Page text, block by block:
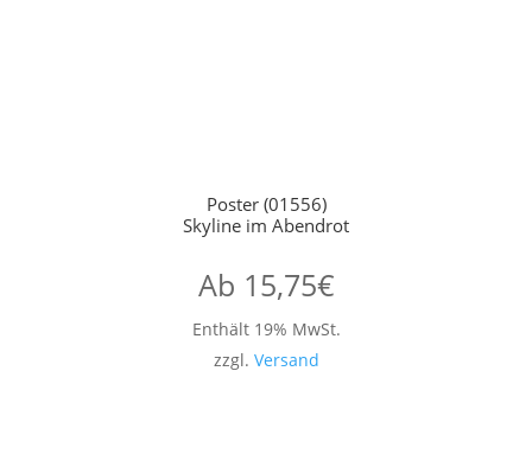
Poster (01556)
Skyline im Abendrot
Ab 15,75€
Enthält 19% MwSt.
zzgl. Versand